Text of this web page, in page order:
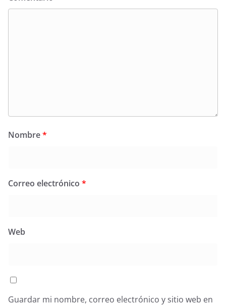
Nombre*
Correo electrónico *
Web
Guardar mi nombre, correo electrónico y sitio web en